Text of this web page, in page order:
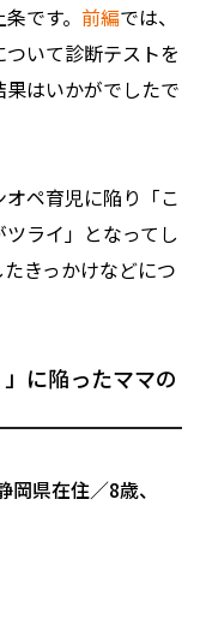
です。 前編では、
いて診断テストを
はいかがでしたで
ペ育児に陥り「こ
ライ」となってし
きっかけなどにつ
に陥ったママの
県在住／8歳、